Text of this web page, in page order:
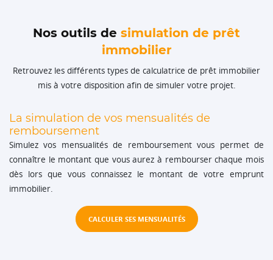
Nos outils de simulation de prêt
immobilier
Retrouvez les différents types de calculatrice de prêt immobilier
mis à votre disposition afin de simuler votre projet.
La simulation de vos mensualités de
remboursement
Simulez vos mensualités de remboursement vous permet de
connaître le montant que vous aurez à rembourser chaque mois
dès lors que vous connaissez le montant de votre emprunt
immobilier.
CALCULER SES MENSUALITÉS